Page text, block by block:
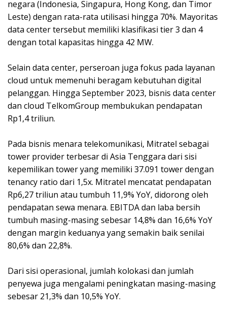
negara (Indonesia, Singapura, Hong Kong, dan Timor
Leste) dengan rata-rata utilisasi hingga 70%. Mayoritas
data center tersebut memiliki klasifikasi tier 3 dan 4
dengan total kapasitas hingga 42 MW.
Selain data center, perseroan juga fokus pada layanan
cloud untuk memenuhi beragam kebutuhan digital
pelanggan. Hingga September 2023, bisnis data center
dan cloud TelkomGroup membukukan pendapatan
Rp1,4 triliun.
Pada bisnis menara telekomunikasi, Mitratel sebagai
tower provider terbesar di Asia Tenggara dari sisi
kepemilikan tower yang memiliki 37.091 tower dengan
tenancy ratio dari 1,5x. Mitratel mencatat pendapatan
Rp6,27 triliun atau tumbuh 11,9% YoY, didorong oleh
pendapatan sewa menara. EBITDA dan laba bersih
tumbuh masing-masing sebesar 14,8% dan 16,6% YoY
dengan margin keduanya yang semakin baik senilai
80,6% dan 22,8%.
Dari sisi operasional, jumlah kolokasi dan jumlah
penyewa juga mengalami peningkatan masing-masing
sebesar 21,3% dan 10,5% YoY.